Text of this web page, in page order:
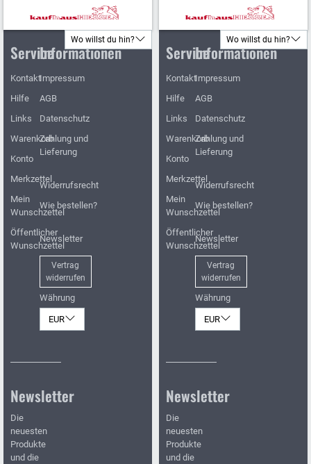
Wo willst du hin?
Service
Kontakt
Hilfe
Links
Warenkorb
Konto
Merkzettel
Mein
Wunschzettel
Öffentlicher
Wunschzettel
Informationen
Impressum
AGB
Datenschutz
Zahlung und
Lieferung
Widerrufsrecht
Wie bestellen?
Newsletter
Vertrag
widerrufen
Währung
EUR
Newsletter
Die
neuesten
Produkte
und die
Wo willst du hin?
Service
Kontakt
Hilfe
Links
Warenkorb
Konto
Merkzettel
Mein
Wunschzettel
Öffentlicher
Wunschzettel
Informationen
Impressum
AGB
Datenschutz
Zahlung und
Lieferung
Widerrufsrecht
Wie bestellen?
Newsletter
Vertrag
widerrufen
Währung
EUR
Newsletter
Die
neuesten
Produkte
und die